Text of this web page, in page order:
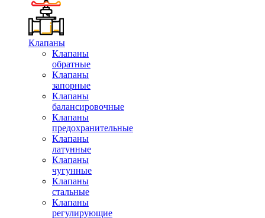
Клапаны
Клапаны
обратные
Клапаны
запорные
Клапаны
балансировочные
Клапаны
предохранительные
Клапаны
латунные
Клапаны
чугунные
Клапаны
стальные
Клапаны
регулирующие